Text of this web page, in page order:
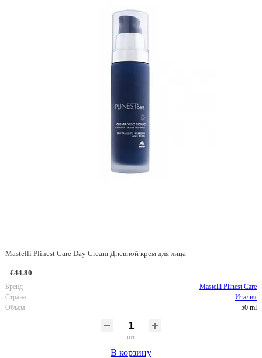
Mastelli Plinest Care Day Cream Дневной крем для лица
€44.80
Бренд
Mastelli Plinest Care
Страна
Италия
Объем
50 ml
шт
В корзину